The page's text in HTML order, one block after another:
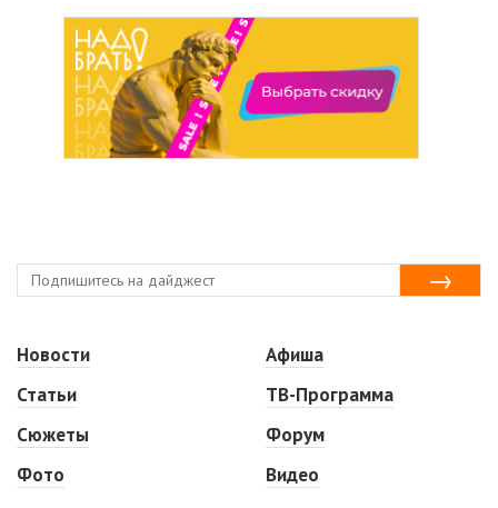
Новости
Статьи
Сюжеты
Фото
Афиша
ТВ-Программа
Форум
Видео